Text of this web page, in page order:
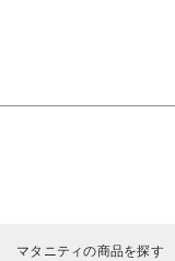
マタニティの商品を探す